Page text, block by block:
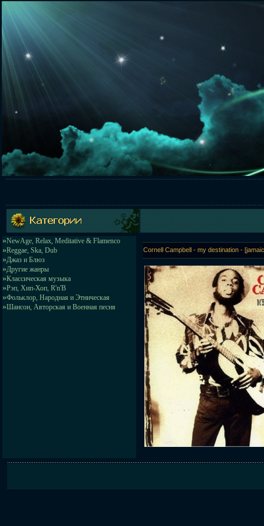
»NewAge, Relax, Meditative & Flamenco
»Reggae, Ska, Dub
»Джаз и Блюз
»Другие жанры
»Классическая музыка
»Рэп, Хип-Хоп, R'n'B
»Фольклор, Народная и Этническая
»Шансон, Авторская и Военная песня
Cornell Campbell - my destination -